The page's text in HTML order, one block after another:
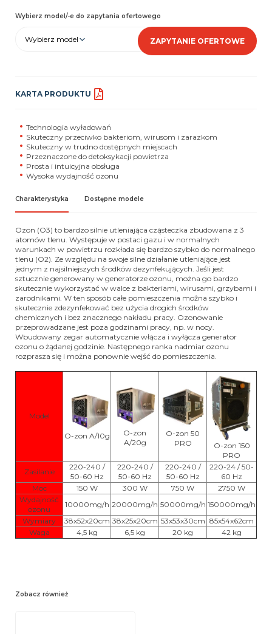
Wybierz model/-e do zapytania ofertowego
Wybierz model ZAPYTANIE OFERTOWE
KARTA PRODUKTU
Technologia wyładowań
Skuteczny przeciwko bakteriom, wirusom i zarazkom
Skuteczny w trudno dostępnych miejscach
Przeznaczone do detoksykacji powietrza
Prosta i intuicyjna obsługa
Wysoka wydajność ozonu
Charakterystyka Dostępne modele
Ozon (O3) to bardzo silnie utleniająca cząsteczka zbudowana z 3
atomów tlenu. Występuje w postaci gazu i w normalnych
warunkach w powietrzu rozkłada się bardzo szybko do normalnego
tlenu (O2). Ze względu na swoje silne działanie utleniające jest
jednym z najsilniejszych środków dezynfekujących. Jeśli jest
sztucznie generowany w generatorze ozonu, można go bardzo
skutecznie wykorzystać w walce z bakteriami, wirusami, grzybami i
zarodnikami. W ten sposób całe pomieszczenia można szybko i
skutecznie zdezynfekować bez użycia drogich środków
chemicznych i bez znacznego nakładu pracy. Ozonowanie
przeprowadzane jest poza godzinami pracy, np. w nocy.
Wbudowany zegar automatycznie włącza i wyłącza generator
ozonu o żądanej godzinie. Następnego ranka nadmiar ozonu
rozprasza się i można ponownie wejść do pomieszczenia.
Model
O-zon A/10g
O-zon
A/20g
O-zon 50
PRO
O-zon 150
PRO
Zasilanie
220-240 /
50-60 Hz
220-240 /
50-60 Hz
220-240 /
50-60 Hz
220-24 / 50-
60 Hz
Moc
150 W 300 W 750 W
2750 W
Wydajność
ozonu
10000mg/h 20000mg/h 50000mg/h 150000mg/h
Wymiary
38x52x20cm 38x25x20cm 53x53x30cm 85x54x62cm
Waga
4,5 kg 6,5 kg 20 kg 42 kg
Zobacz również